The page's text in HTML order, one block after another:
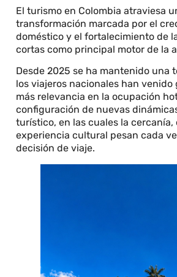
El turismo en Colombia atraviesa
transformación marcada por el
doméstico y el fortalecimiento de
cortas como principal motor de la
Desde 2025 se ha mantenido una
los viajeros nacionales han venido
más relevancia en la ocupación
configuración de nuevas
turístico, en las cuales la cercanía,
experiencia cultural pesan cada
decisión de viaje.